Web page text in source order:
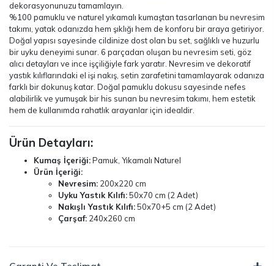
dekorasyonunuzu tamamlayın.
%100 pamuklu ve naturel yıkamalı kumaştan tasarlanan bu nevresim
takımı, yatak odanızda hem şıklığı hem de konforu bir araya getiriyor.
Doğal yapısı sayesinde cildinize dost olan bu set, sağlıklı ve huzurlu
bir uyku deneyimi sunar. 6 parçadan oluşan bu nevresim seti, göz
alıcı detayları ve ince işçiliğiyle fark yaratır. Nevresim ve dekoratif
yastık kılıflarındaki el işi nakış, setin zarafetini tamamlayarak odanıza
farklı bir dokunuş katar. Doğal pamuklu dokusu sayesinde nefes
alabilirlik ve yumuşak bir his sunan bu nevresim takımı, hem estetik
hem de kullanımda rahatlık arayanlar için idealdir.
Ürün Detayları:
Kumaş İçeriği:Pamuk, Yıkamalı Naturel
Ürün İçeriği:
Nevresim: 200x220 cm
Uyku Yastık Kılıfı:50x70 cm (2 Adet)
Nakışlı Yastık Kılıfı:50x70+5 cm (2 Adet)
Çarşaf: 240x260 cm